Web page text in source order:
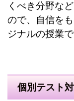
くべき分野な
ので、自信を
ジナルの授業で
個別テスト